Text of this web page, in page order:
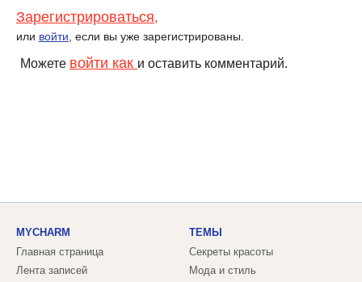
Зарегистрироваться,
или войти, если вы уже зарегистрированы.
Можете войти как и оставить комментарий.
MYCHARM
Главная страница
Лента записей
ТЕМЫ
Секреты красоты
Мода и стиль